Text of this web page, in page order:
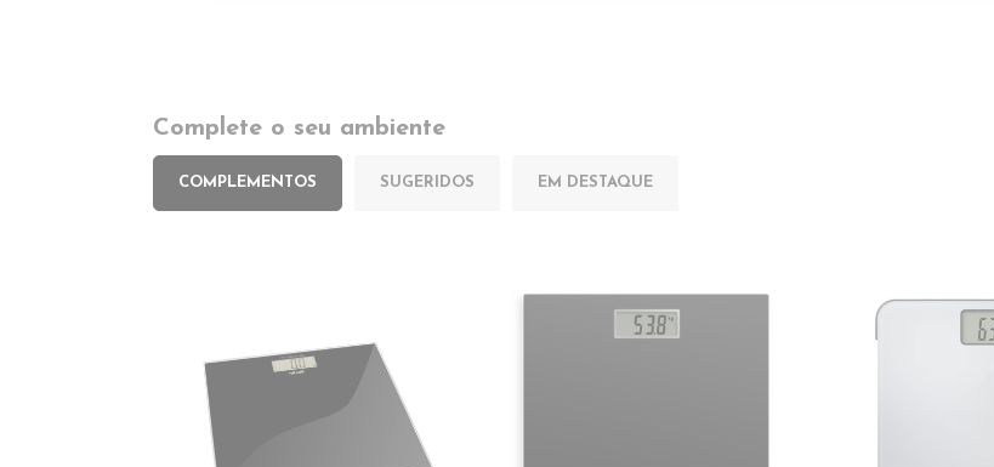
Complete o seu ambiente
COMPLEMENTOS SUGERIDOS EM DESTAQUE